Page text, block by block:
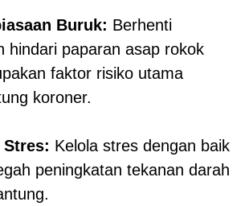
Buruk: Berhenti
hindari paparan asap rokok
faktor risiko utama
koroner.
Stres: Kelola stres dengan baik
peningkatan tekanan darah